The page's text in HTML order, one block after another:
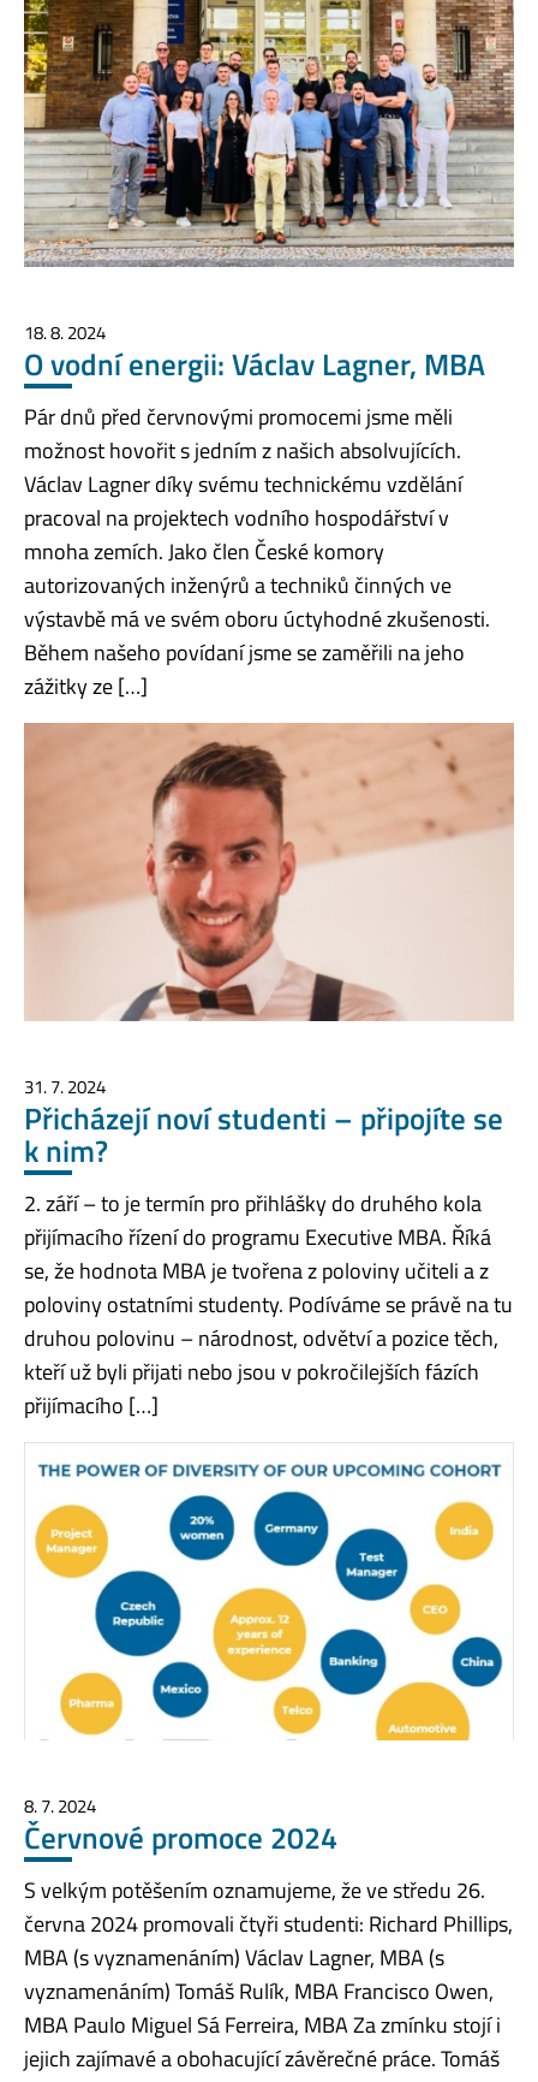
18. 8. 2024
O vodní energii: Václav Lagner, MBA
Pár dnů před červnovými promocemi jsme měli
možnost hovořit s jedním z našich absolvujících.
Václav Lagner díky svému technickému vzdělání
pracoval na projektech vodního hospodářství v
mnoha zemích. Jako člen České komory
autorizovaných inženýrů a techniků činných ve
výstavbě má ve svém oboru úctyhodné zkušenosti.
Během našeho povídaní jsme se zaměřili na jeho
zážitky ze […]
31. 7. 2024
Přicházejí noví studenti – připojíte se
k nim?
2. září – to je termín pro přihlášky do druhého kola
přijímacího řízení do programu Executive MBA. Říká
se, že hodnota MBA je tvořena z poloviny učiteli a z
poloviny ostatními studenty. Podíváme se právě na tu
druhou polovinu – národnost, odvětví a pozice těch,
kteří už byli přijati nebo jsou v pokročilejších fázích
přijímacího […]
8. 7. 2024
Červnové promoce 2024
S velkým potěšením oznamujeme, že ve středu 26.
června 2024 promovali čtyři studenti: Richard Phillips,
MBA (s vyznamenáním) Václav Lagner, MBA (s
vyznamenáním) Tomáš Rulík, MBA Francisco Owen,
MBA Paulo Miguel Sá Ferreira, MBA Za zmínku stojí i
jejich zajímavé a obohacující závěrečné práce. Tomáš